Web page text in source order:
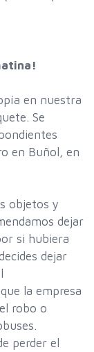
en nuestra
Se
en Buñol, en
objetos y
dejar
si hubiera
dejar
la empresa
robo o
perder el